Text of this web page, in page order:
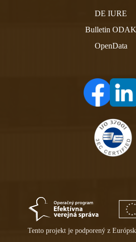
DE IURE
Bulletin ODAK
OpenData
Tento projekt je podporený z